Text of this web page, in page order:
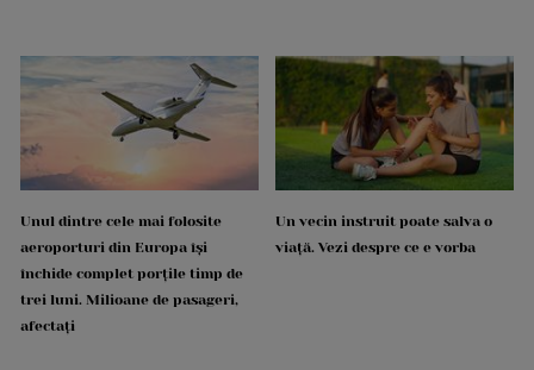
Unul dintre cele mai folosite
aeroporturi din Europa își
închide complet porțile timp de
trei luni. Milioane de pasageri,
afectați
Un vecin instruit poate salva o
viață. Vezi despre ce e vorba